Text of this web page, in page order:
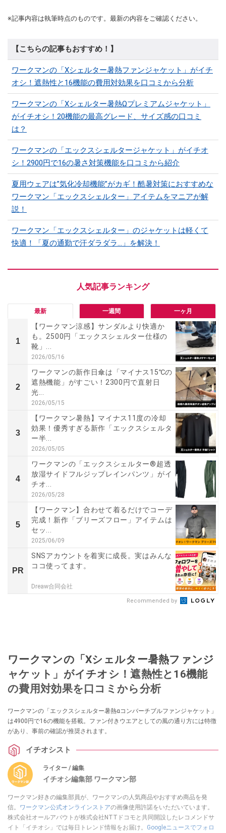
※記事内容は執筆時点のものです。最新の内容をご確認ください。
【こちらの記事もおすすめ！】
ワークマンの「Xシェルター暑熱ファンジャケット」がイチ
オシ！遮熱性と16機能の費用対効果を口コミから分析
ワークマンの「Xシェルター暑熱Ωプレミアムジャケット」
がイチオシ！20機能の最高グレード、サイズ感の口コミ
は？
ワークマンの「エックスシェルタージャケット」がイチオ
シ！2900円で16の暑さ対策機能を口コミから紹介
夏用ウェアは”気化冷却機能”がカギ！酷暑対策におすすめな
ワークマン「エックスシェルター」アイテムをマニアが解
説！
ワークマン「エックスシェルター」のジャケットは軽くて
快適！「夏の通勤で汗ダラダラ...」を解決！
最新 一週間 一ヶ月
1
【ワークマン涼感】サンダルより快適か
も。2500円「エックスシェルター仕様の
靴」...
2026/05/16
2
ワークマンの新作日傘は「マイナス15℃の
遮熱機能」がすごい！2300円で直射日
光...
2026/05/15
3
【ワークマン暑熱】マイナス11度の冷却
効果！優秀すぎる新作「エックスシェルタ
ー半...
2026/05/05
4
ワークマンの「エックスシェルター®超透
放湿サイドフルジップレインパンツ」がイ
チオ...
2026/05/28
5
【ワークマン】合わせて着るだけでコーデ
完成！新作「ブリーズフロー」アイテムは
セッ...
2025/06/09
PR
SNSアカウントを着実に成長。実はみんな
ココ使ってます。
Dreaw合同会社
Recommended by
ワークマンの「Xシェルター暑熱ファンジ
ャケット」がイチオシ！遮熱性と16機能
の費用対効果を口コミから分析
ワークマンの「エックスシェルター暑熱αコンバーチブルファンジャケット」
は4900円で16の機能を搭載。ファン付きウエアとしての風の通り方には特徴
があり、事前の確認が推奨されます。
イチオシスト
ライター / 編集
イチオシ編集部 ワークマン部
ワークマン好きの編集部員が、ワークマンの人気商品やおすすめ商品を発
信。 ワークマン公式オンラインストアの画像使用許諾をいただいています。
株式会社オールアバウトが株式会社NTTドコモと共同開設したレコメンドサ
イト「イチオシ」では毎日トレンド情報をお届け。 Googleニュースでフォロ